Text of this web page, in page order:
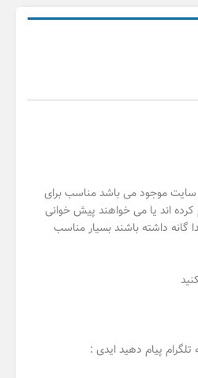
موجود می باشد مناسب برای
اند یا می خواهند پیش خوانی
گانه داشته باشند بسیار مناسب
پیام دهید ایدی :